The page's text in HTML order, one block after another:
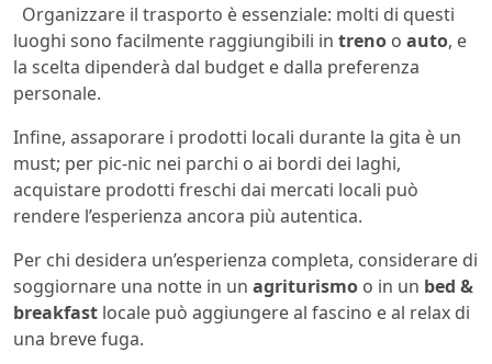
Organizzare il trasporto è essenziale: molti di questi
luoghi sono facilmente raggiungibili in treno o auto, e
la scelta dipenderà dal budget e dalla preferenza
personale.
Infine, assaporare i prodotti locali durante la gita è un
must; per pic-nic nei parchi o ai bordi dei laghi,
acquistare prodotti freschi dai mercati locali può
rendere l’esperienza ancora più autentica.
Per chi desidera un’esperienza completa, considerare di
soggiornare una notte in un agriturismo o in un bed &
breakfast locale può aggiungere al fascino e al relax di
una breve fuga.